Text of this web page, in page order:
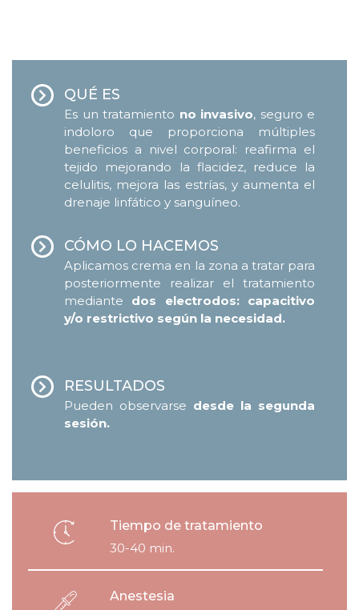
QUÉ ES
Es un tratamiento no invasivo, seguro e
indoloro que proporciona múltiples
beneficios a nivel corporal: reafirma el
tejido mejorando la flacidez, reduce la
celulitis, mejora las estrías, y aumenta el
drenaje linfático y sanguíneo.
CÓMO LO HACEMOS
Aplicamos crema en la zona a tratar para
posteriormente realizar el tratamiento
mediante dos electrodos: capacitivo
y/o restrictivo según la necesidad.
RESULTADOS
Pueden observarse desde la segunda
sesión.
Tiempo de tratamiento
30-40 min.
Anestesia